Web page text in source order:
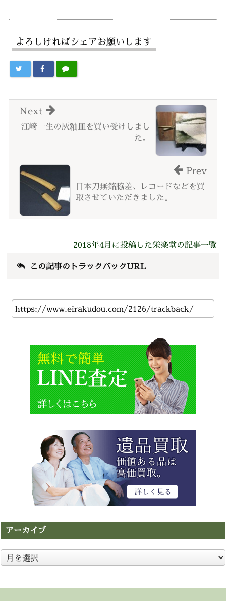
よろしければシェアお願いします
江崎一生の灰釉皿を買い受けしまし
た。
Next
日本刀無銘脇差、レコードなどを買
取させていただきました。
Prev
2018年4月に投稿した栄楽堂の記事一覧
この記事のトラックバックURL
アーカイブ
ア
ー
イ